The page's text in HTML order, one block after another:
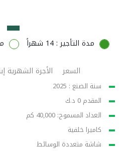
مدة التأجير : 14 شهراً
السعر الأجرة الشهرية
سنة الصنع : 2025
المقدم 0 د.ك
العداد المسموح: 40,000 كم
كاميرا خلفية
شاشة متعددة الوسائط